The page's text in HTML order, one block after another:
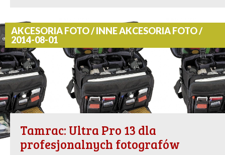
AKCESORIA FOTO / INNE AKCESORIA FOTO /
2014-08-01
Tamrac: Ultra Pro 13 dla
profesjonalnych fotografów